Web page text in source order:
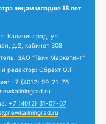
лицам младше 18 лет.
Калининград, ул.
д.2, кабинет 308
ЗАО "Твик Маркетинг"
редактор: Обрехт О.Г.
+7 (4012) 99-21-76
+7 (4012) 31-07-07